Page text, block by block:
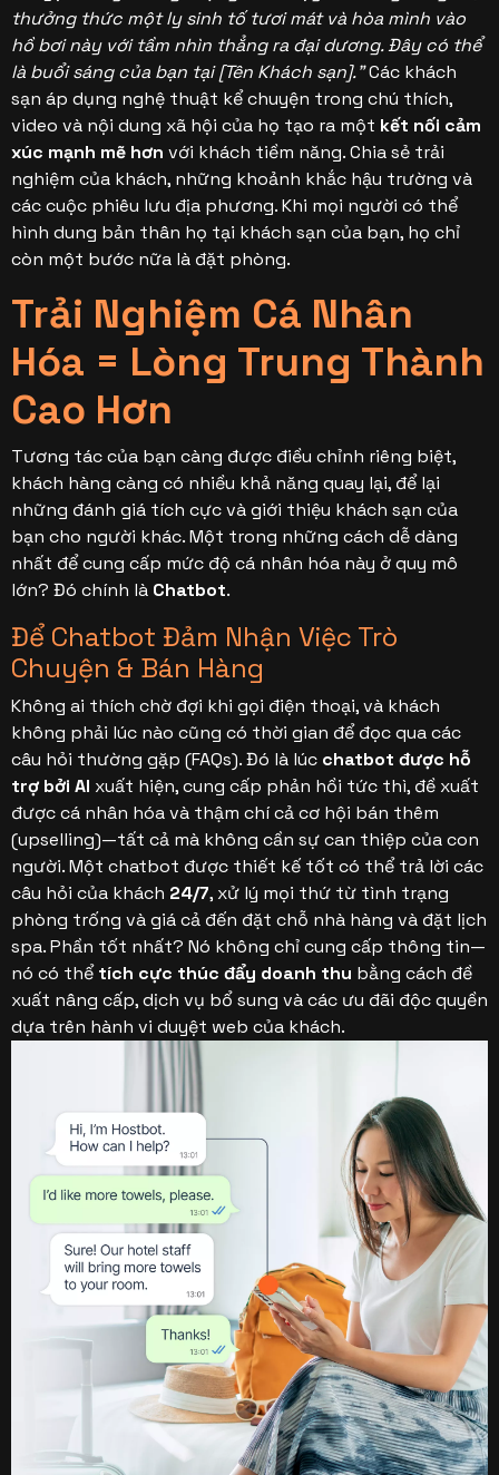
thưởng thức một ly sinh tố tươi mát và hòa mình vào
hồ bơi này với tầm nhìn thẳng ra đại dương. Đây có thể
là buổi sáng của bạn tại [Tên Khách sạn]."Các khách
sạn áp dụng nghệ thuật kể chuyện trong chú thích,
video và nội dung xã hội của họ tạo ra một kết nối cảm
xúc mạnh mẽ hơn với khách tiềm năng. Chia sẻ trải
nghiệm của khách, những khoảnh khắc hậu trường và
các cuộc phiêu lưu địa phương. Khi mọi người có thể
hình dung bản thân họ tại khách sạn của bạn, họ chỉ
còn một bước nữa là đặt phòng.
Trải Nghiệm Cá Nhân
Hóa = Lòng Trung Thành
Cao Hơn
Tương tác của bạn càng được điều chỉnh riêng biệt,
khách hàng càng có nhiều khả năng quay lại, để lại
những đánh giá tích cực và giới thiệu khách sạn của
bạn cho người khác. Một trong những cách dễ dàng
nhất để cung cấp mức độ cá nhân hóa này ở quy mô
lớn? Đó chính là Chatbot.
Để Chatbot Đảm Nhận Việc Trò
Chuyện & Bán Hàng
Không ai thích chờ đợi khi gọi điện thoại, và khách
không phải lúc nào cũng có thời gian để đọc qua các
câu hỏi thường gặp (FAQs). Đó là lúc chatbot được hỗ
trợ bởi AI xuất hiện, cung cấp phản hồi tức thì, đề xuất
được cá nhân hóa và thậm chí cả cơ hội bán thêm
(upselling)—tất cả mà không cần sự can thiệp của con
người.Một chatbot được thiết kế tốt có thể trả lời các
câu hỏi của khách 24/7, xử lý mọi thứ từ tình trạng
phòng trống và giá cả đến đặt chỗ nhà hàng và đặt lịch
spa. Phần tốt nhất? Nó không chỉ cung cấp thông tin—
nó có thểtích cực thúc đẩy doanh thu bằng cách đề
xuất nâng cấp, dịch vụ bổ sung và các ưu đãi độc quyền
dựa trên hành vi duyệt web của khách.